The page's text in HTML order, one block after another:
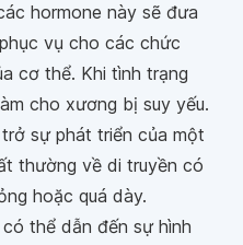
hormone này sẽ đưa
vụ cho các chức
cơ thể. Khi tình trạng
cho xương bị suy yếu.
sự phát triển của một
thường về di truyền có
hoặc quá dày.
có thể dẫn đến sự hình